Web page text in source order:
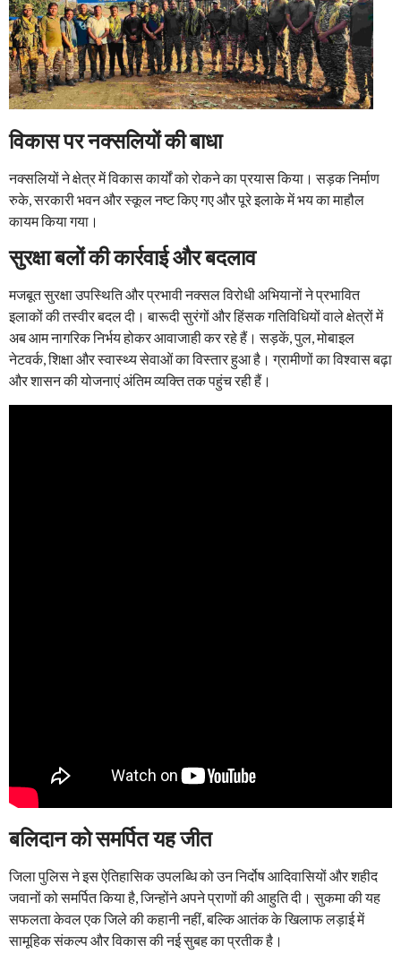
विकास पर नक्सलियों की बाधा
नक्सलियों ने क्षेत्र में विकास कार्यों को रोकने का प्रयास किया। सड़क निर्माण
रुके, सरकारी भवन और स्कूल नष्ट किए गए और पूरे इलाके में भय का माहौल
कायम किया गया।
सुरक्षा बलों की कार्रवाई और बदलाव
मजबूत सुरक्षा उपस्थिति और प्रभावी नक्सल विरोधी अभियानों ने प्रभावित
इलाकों की तस्वीर बदल दी। बारूदी सुरंगों और हिंसक गतिविधियों वाले क्षेत्रों में
अब आम नागरिक निर्भय होकर आवाजाही कर रहे हैं। सड़कें, पुल, मोबाइल
नेटवर्क, शिक्षा और स्वास्थ्य सेवाओं का विस्तार हुआ है। ग्रामीणों का विश्वास बढ़ा
और शासन की योजनाएं अंतिम व्यक्ति तक पहुंच रही हैं।
बलिदान को समर्पित यह जीत
जिला पुलिस ने इस ऐतिहासिक उपलब्धि को उन निर्दोष आदिवासियों और शहीद
जवानों को समर्पित किया है, जिन्होंने अपने प्राणों की आहुति दी। सुकमा की यह
सफलता केवल एक जिले की कहानी नहीं, बल्कि आतंक के खिलाफ लड़ाई में
सामूहिक संकल्प और विकास की नई सुबह का प्रतीक है।